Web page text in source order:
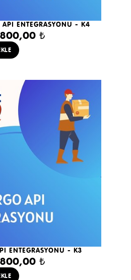
API ENTEGRASYONU - K4
₺
ENTEGRASYONU - K3
₺